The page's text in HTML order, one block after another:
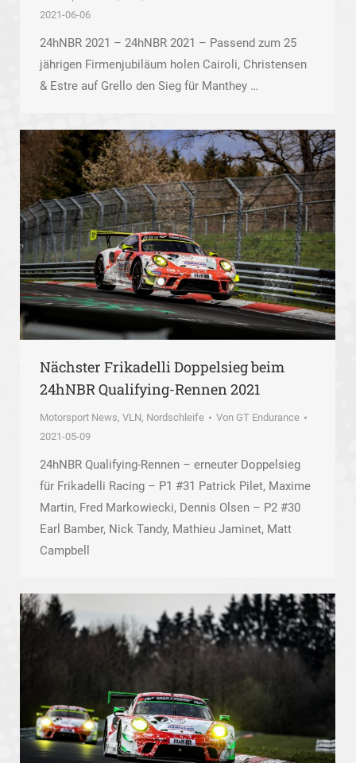
2021-06-06
24hNBR 2021 – 24hNBR 2021 – Passend zum 25
jährigen Firmenjubiläum holen Cairoli, Christensen
& Estre auf Grello den Sieg für Manthey …
Nächster Frikadelli Doppelsieg beim
24hNBR Qualifying-Rennen 2021
Motorsport News, VLN, Nordschleife Von GT Endurance
2021-05-09
24hNBR Qualifying-Rennen – erneuter Doppelsieg
für Frikadelli Racing – P1 #31 Patrick Pilet, Maxime
Martin, Fred Markowiecki, Dennis Olsen – P2 #30
Earl Bamber, Nick Tandy, Mathieu Jaminet, Matt
Campbell